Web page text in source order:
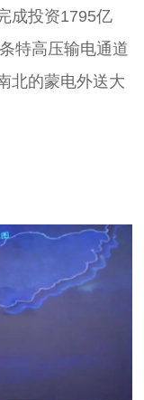
成投资1795亿
特高压输电通道
北的蒙电外送大